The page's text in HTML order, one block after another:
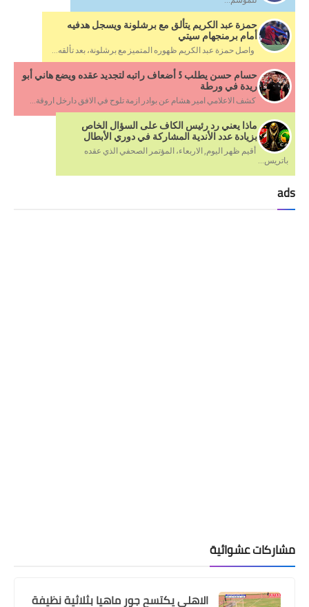
حمزة عبد الكريم يتألق مع برشلونة ويسجل هدفيه
أمام برمنجهام سيتي
واصل حمزة عبد الكريم ظهوره المتميز مع برشلونة، بعد تألقه...
حسام حسن يطلب 5 أضعاف راتبه لتجديد عقده ويضع هاني أبو
ريدة في ورطة
كشف الاعلامي امير هشام عن بوادر ازمة تلوح في الافق دارخل اروقة...
ماذا يعني رد رئيس الكاف على السؤال الخاص
بزيادة عدد الأندية المشاركة في دوري الأبطال
أقيم ظهر اليوم, الاربعاء، المؤتمر الصحفي الذي عقده
باتريس...
ads
مشاركات عشوائية
الاهلى يكتسح جور ماهيا بثلاثية نظيفة